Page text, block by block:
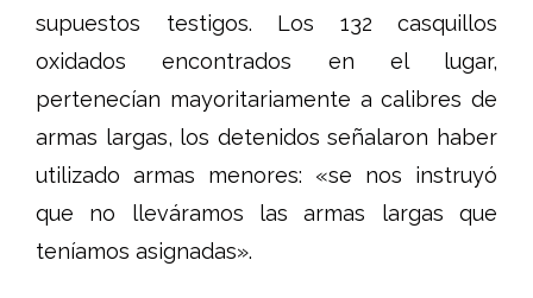
supuestos testigos. Los 132 casquillos
oxidados encontrados en el lugar,
pertenecían mayoritariamente a calibres de
armas largas, los detenidos señalaron haber
utilizado armas menores: «se nos instruyó
que no lleváramos las armas largas que
teníamos asignadas».